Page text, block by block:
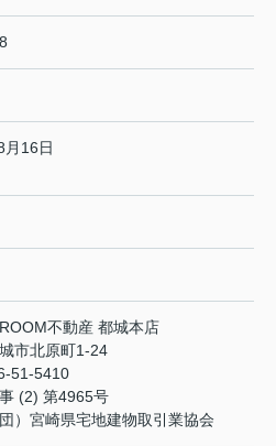
月16日
不動産 都城本店
市北原町1-24
51-5410
(2) 第4965号
団）宮崎県宅地建物取引業協会